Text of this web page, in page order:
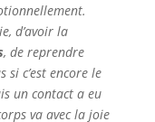
d’avoir la
, de reprendre
si c’est encore le
un contact a eu
va avec la joie